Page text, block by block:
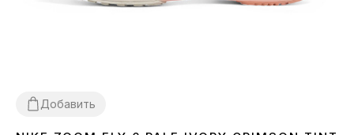
Добавить